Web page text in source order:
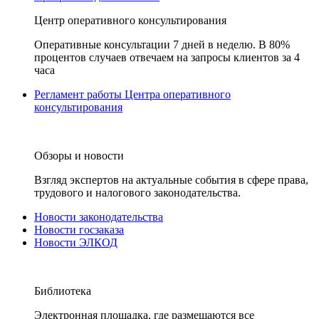
Центр оперативного консультирования
Оперативные консультации 7 дней в неделю. В 80%
процентов случаев отвечаем на запросы клиентов за 4
часа
Регламент работы Центра оперативного
консультирования
Обзоры и новости
Взгляд экспертов на актуальные события в сфере права,
трудового и налогового законодательства.
Новости законодательства
Новости госзаказа
Новости ЭЛКОД
Библиотека
Электронная площадка, где размещаются все